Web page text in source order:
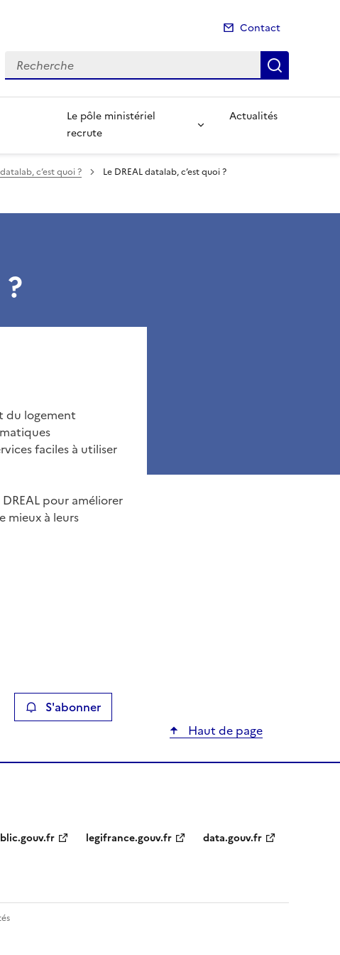
Contact
Recherche
Le pôle ministériel
recrute
Actualités
c’est quoi ? Le DREAL datalab, c’est quoi ?
du logement
faciles à utiliser
pour améliorer
mieux à leurs
papier S'abonner
Haut de page
legifrance.gouv.fr data.gouv.fr